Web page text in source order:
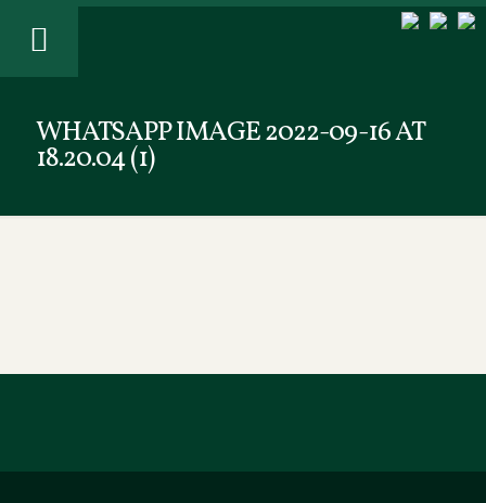
WHATSAPP IMAGE 2022-09-16 AT
18.20.04 (1)